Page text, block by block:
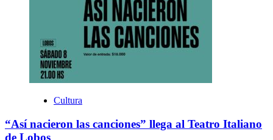
Cultura
“Así nacieron las canciones” llega al Teatro Italiano
de Lobos